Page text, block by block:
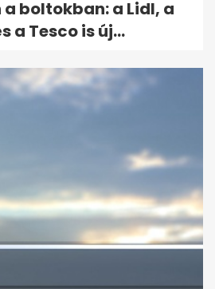
boltokban: a Lidl, a
a Tesco is új...